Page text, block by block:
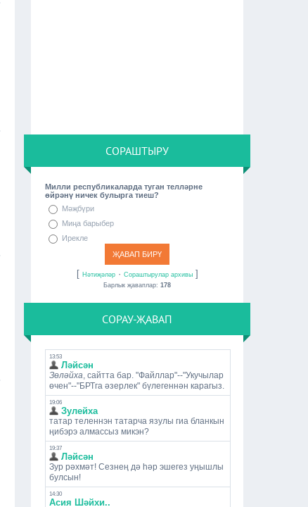
СОРАШТЫРУ
Милли республикаларда туган телләрне
өйрәнү ничек булырга тиеш?
Мәҗбүри
Миңа барыбер
Ирекле
[ Нәтиҗәләр· Сораштырулар архивы]
Барлык җаваплар:178
СОРАУ-ҖАВАП